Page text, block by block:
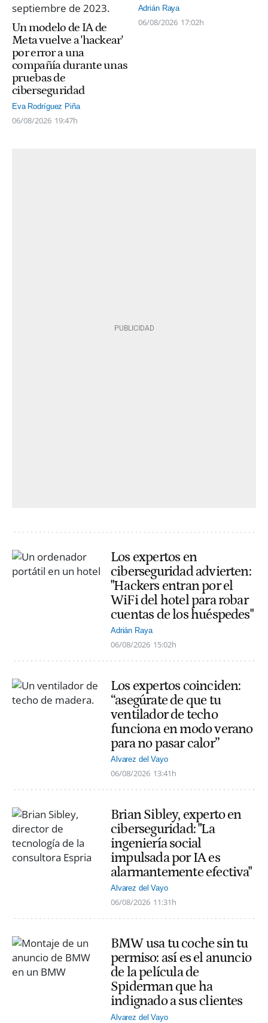
Un modelo de IA de
Meta vuelve a 'hackear'
por error a una
compañía durante unas
pruebas de
ciberseguridad
Eva Rodríguez Piña
06/08/2026 19:47h
Adrián Raya
06/08/2026 17:02h
Los expertos en
ciberseguridad advierten:
"Hackers entran por el
WiFi del hotel para robar
cuentas de los huéspedes"
Adrián Raya
06/08/2026 15:02h
Los expertos coinciden:
“asegúrate de que tu
ventilador de techo
funciona en modo verano
para no pasar calor”
Alvarez del Vayo
06/08/2026 13:41h
Brian Sibley, experto en
ciberseguridad: "La
ingeniería social
impulsada por IA es
alarmantemente efectiva"
Alvarez del Vayo
06/08/2026 11:31h
BMW usa tu coche sin tu
permiso: así es el anuncio
de la película de
Spiderman que ha
indignado a sus clientes
Alvarez del Vayo